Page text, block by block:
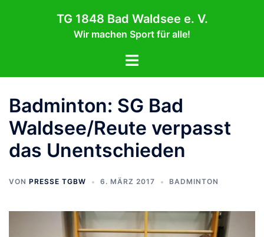
TG 1848 Bad Waldsee e. V.
Wir machen Sport für alle!
Menü
Badminton: SG Bad
Waldsee/Reute verpasst
das Unentschieden
VON PRESSE TGBW 6. MÄRZ 2017 BADMINTON